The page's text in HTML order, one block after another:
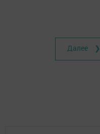
Далее ❯